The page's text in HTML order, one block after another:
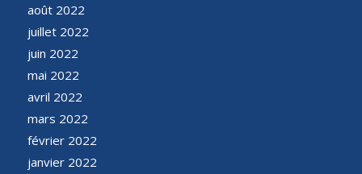
août 2022
juillet 2022
juin 2022
mai 2022
avril 2022
mars 2022
février 2022
janvier 2022